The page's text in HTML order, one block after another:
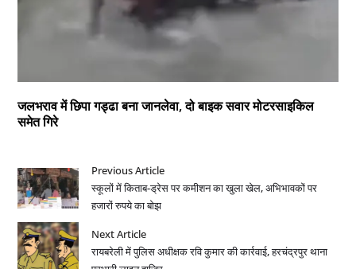
जलभराव में छिपा गड्ढा बना जानलेवा, दो बाइक सवार मोटरसाइकिल
समेत गिरे
Previous Article
स्कूलों में किताब-ड्रेस पर कमीशन का खुला खेल, अभिभावकों पर
हजारों रुपये का बोझ
Next Article
रायबरेली में पुलिस अधीक्षक रवि कुमार की कार्रवाई, हरचंद्रपुर थाना